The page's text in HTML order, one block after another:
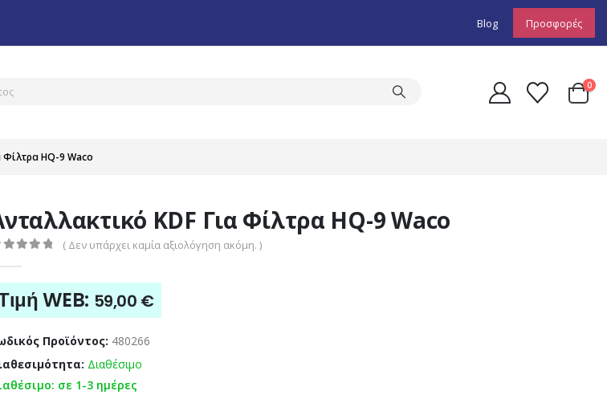
Blog Προσφορές
0
Φίλτρα HQ-9 Waco
KDF Για Φίλτρα HQ-9 Waco
( Δεν υπάρχει καμία αξιολόγηση ακόμη. )
WEB: 59,00 €
Προϊόντος: 480266
Διαθέσιμο
σε 1-3 ημέρες